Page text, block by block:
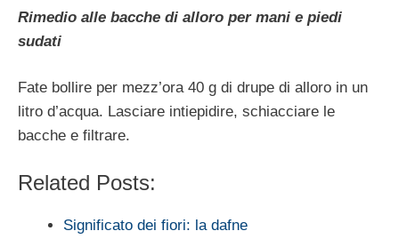
Rimedio alle bacche di alloro per mani e piedi
sudati
Fate bollire per mezz’ora 40 g di drupe di alloro in un
litro d’acqua. Lasciare intiepidire, schiacciare le
bacche e filtrare.
Related Posts:
Significato dei fiori: la dafne